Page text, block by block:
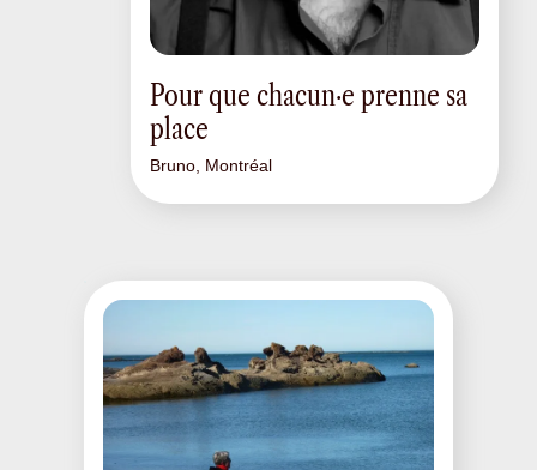
Pour que chacun·e prenne sa
place
Bruno, Montréal